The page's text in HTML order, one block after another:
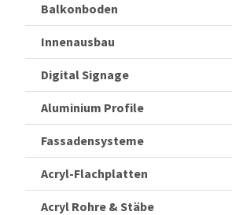
Balkonboden
Innenausbau
Digital Signage
Aluminium Profile
Fassadensysteme
Acryl-Flachplatten
Acryl Rohre & Stäbe